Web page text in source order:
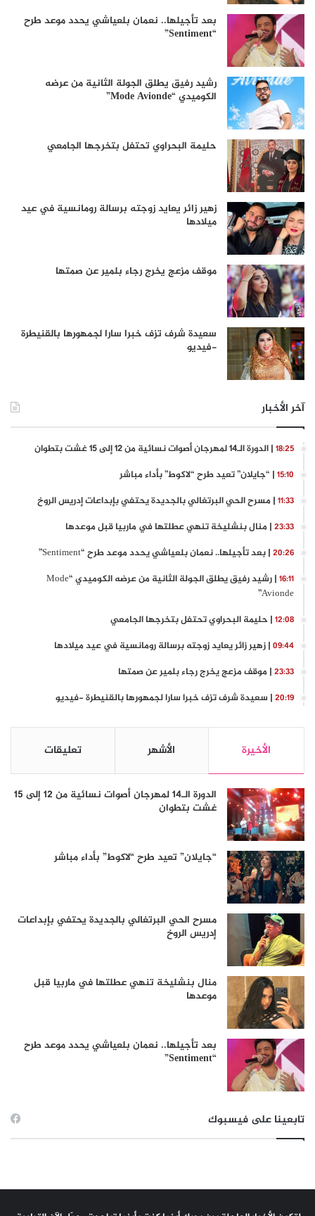
بعد تأجيلها.. نعمان بلعياشي يحدد موعد طرح
“Sentiment”
رشيد رفيق يطلق الجولة الثانية من عرضه
الكوميدي “Mode Avionde”
حليمة البحراوي تحتفل بتخرجها الجامعي
زهير زائر يعايد زوجته برسالة رومانسية في عيد
ميلادها
موقف مزعج يخرج رجاء بلمير عن صمتها
سعيدة شرف تزف خبرا سارا لجمهورها بالقنيطرة
-فيديو
آخر الأخبار
18:25 | الدورة الـ14 لمهرجان أصوات نسائية من 12 إلى 15 غشت بتطوان
15:10 | “جايلان” تعيد طرح “لاكوط” بأداء مباشر
11:33 | مسرح الحي البرتغالي بالجديدة يحتفي بإبداعات إدريس الروخ
23:33 | منال بنشليخة تنهي عطلتها في ماربيا قبل موعدها
20:26 | بعد تأجيلها.. نعمان بلعياشي يحدد موعد طرح “Sentiment”
16:11
| رشيد رفيق يطلق الجولة الثانية من عرضه الكوميدي “Mode
Avionde”
12:08 | حليمة البحراوي تحتفل بتخرجها الجامعي
09:44 | زهير زائر يعايد زوجته برسالة رومانسية في عيد ميلادها
23:33 | موقف مزعج يخرج رجاء بلمير عن صمتها
20:19 | سعيدة شرف تزف خبرا سارا لجمهورها بالقنيطرة -فيديو
الأخيرة الأشهر تعليقات
الدورة الـ14 لمهرجان أصوات نسائية من 12 إلى 15
غشت بتطوان
“جايلان” تعيد طرح “لاكوط” بأداء مباشر
مسرح الحي البرتغالي بالجديدة يحتفي بإبداعات
إدريس الروخ
منال بنشليخة تنهي عطلتها في ماربيا قبل
موعدها
بعد تأجيلها.. نعمان بلعياشي يحدد موعد طرح
“Sentiment”
تابعينا على فيسبوك